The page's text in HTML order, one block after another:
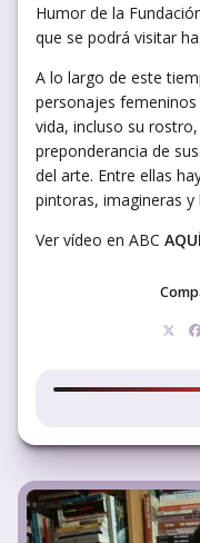
Humor de la
que se podrá visitar
A lo largo de este
personajes
vida, incluso su
preponderancia de
del arte. Entre ellas
pintoras, imagineras
Ver vídeo en ABC